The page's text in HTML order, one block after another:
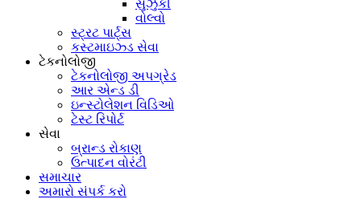
સુઝુકી
વોલ્વો
સ્ટ્રટ પાર્ટ્સ
કસ્ટમાઇઝ્ડ સેવા
ટેકનોલોજી
ટેકનોલોજી અપગ્રેડ
આર એન્ડ ડી
ઇન્સ્ટોલેશન વિડિઓ
ટેસ્ટ રિપોર્ટ
સેવા
બ્રાન્ડ રોકાણ
ઉત્પાદન વોરંટી
સમાચાર
અમારો સંપર્ક કરો